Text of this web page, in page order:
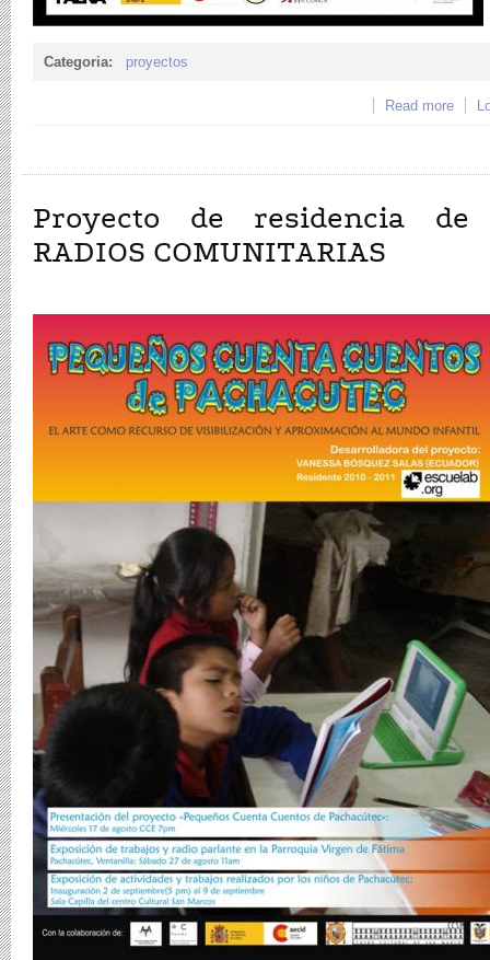
Categoria: proyectos
Read more
Proyecto de residencia de
RADIOS COMUNITARIAS